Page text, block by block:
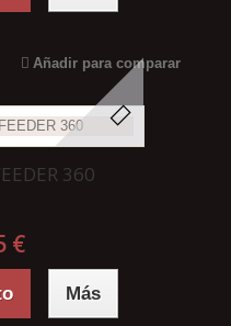
Añadir para comparar
360
€
Más